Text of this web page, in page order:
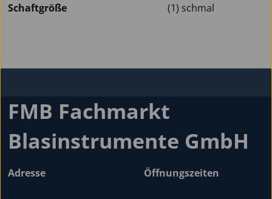
Schaftgröße
(1) schmal
FMB Fachmarkt
Blasinstrumente GmbH
Adresse Öffnungszeiten